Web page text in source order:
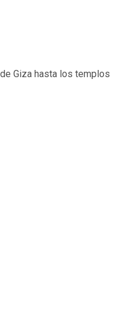
Giza hasta los templos